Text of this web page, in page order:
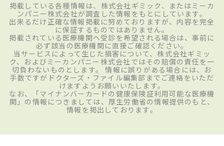
掲載している各種情報は、株式会社ギミック、またはミーカ
ンパニー株式会社が調査した情報をもとにしています。
出来るだけ正確な情報掲載に努めておりますが、内容を完全
に保証するものではありません。
掲載されている医療機関へ受診を希望される場合は、事前に
必ず該当の医療機関に直接ご確認ください。
当サービスによって生じた損害について、株式会社ギミッ
ク、およびミーカンパニー株式会社ではその賠償の責任を一
切負わないものとします。 情報に誤りがある場合には、お
手数ですがドクターズ・ファイル編集部までご連絡をいただ
けますようお願いいたします。
なお、「マイナンバーカードの健康保険証利用可能な医療機
関」の情報につきましては、厚生労働省の情報提供のもと、
情報を掲出しております。